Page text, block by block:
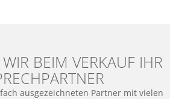
BEIM VERKAUF IHR
ausgezeichneten Partner mit vielen